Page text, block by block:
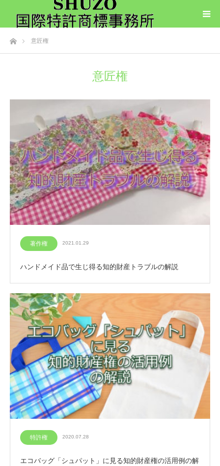
ホーム意匠権
意匠権
著作権 2021.01.29
ハンドメイド品で生じ得る知的財産トラブルの解説
特許権 2020.07.28
エコバッグ「シュパット」に見る知的財産権の活用例の解